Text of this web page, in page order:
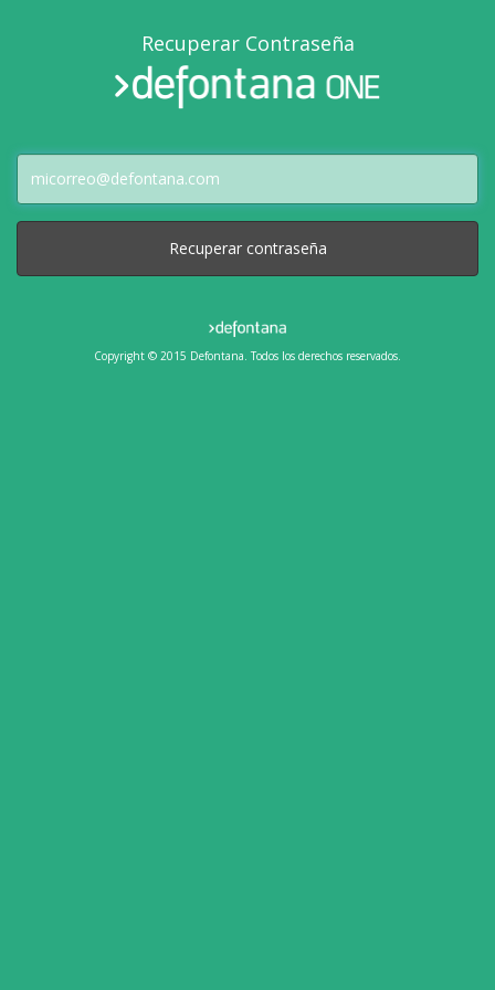
Recuperar Contraseña
Recuperar contraseña
Copyright © 2015 Defontana. Todos los derechos reservados.